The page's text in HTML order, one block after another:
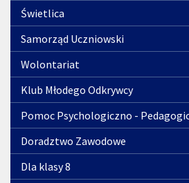
Świetlica
Samorząd Uczniowski
Wolontariat
Klub Młodego Odkrywcy
Pomoc Psychologiczno -
Doradztwo Zawodowe
Dla klasy 8